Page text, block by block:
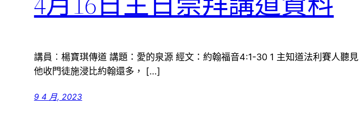
講員︰楊寶琪傳道 講題：愛的泉源 經文：約翰福音4:1-30 1 主知道法利賽人聽見
他收門徒施浸比約翰還多， […]
9 4 月, 2023